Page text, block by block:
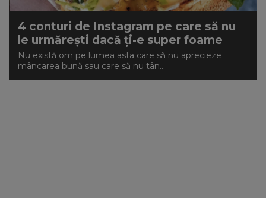
4 conturi de Instagram pe care să nu
le urmărești dacă ți-e super foame
Nu există om pe lumea asta care să nu aprecieze
mâncarea bună sau care să nu tân...